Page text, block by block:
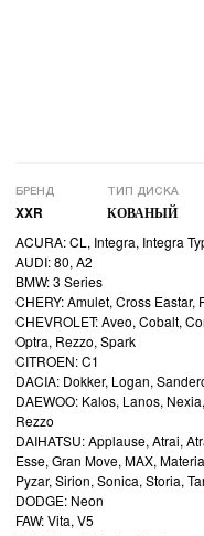
БРЕНД
XXR
ТИП ДИСКА
КОВАНЫЙ
ACURA: CL, Integra, Integra
AUDI: 80, A2
BMW: 3 Series
CHERY: Amulet, Cross Eastar,
CHEVROLET: Aveo, Cobalt,
Optra, Rezzo, Spark
CITROEN: C1
DACIA: Dokker, Logan,
DAEWOO: Kalos, Lanos,
Rezzo
DAIHATSU: Applause, Atrai,
Esse, Gran Move, MAX,
Pyzar, Sirion, Sonica, Storia,
DODGE: Neon
FAW: Vita, V5